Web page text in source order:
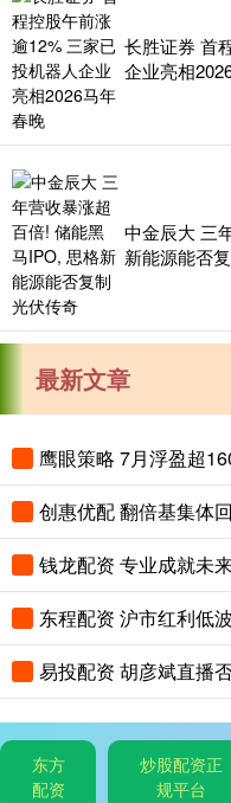
长胜证券 首
企业亮相
中金辰大 三
新能源能否
最新文章
鹰眼策略 7月浮盈超
东程配资 沪市红利低
东方
配资
炒股配资正
规平台